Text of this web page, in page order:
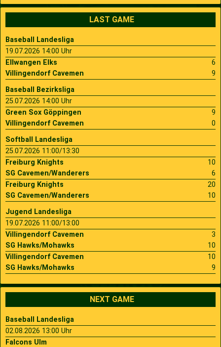
LAST GAME
Baseball Landesliga
19.07.2026 14:00 Uhr
Ellwangen Elks
6
Villingendorf Cavemen
9
Baseball Bezirksliga
25.07.2026 14:00 Uhr
Green Sox Göppingen
9
Villingendorf Cavemen
0
Softball Landesliga
25.07.2026 11:00/13:30
Freiburg Knights
10
SG Cavemen/Wanderers
6
Freiburg Knights
20
SG Cavemen/Wanderers
10
Jugend Landesliga
19.07.2026 11:00/13:00
Villingendorf Cavemen
3
SG Hawks/Mohawks
10
Villingendorf Cavemen
10
SG Hawks/Mohawks
9
NEXT GAME
Baseball Landesliga
02.08.2026 13:00 Uhr
Falcons Ulm